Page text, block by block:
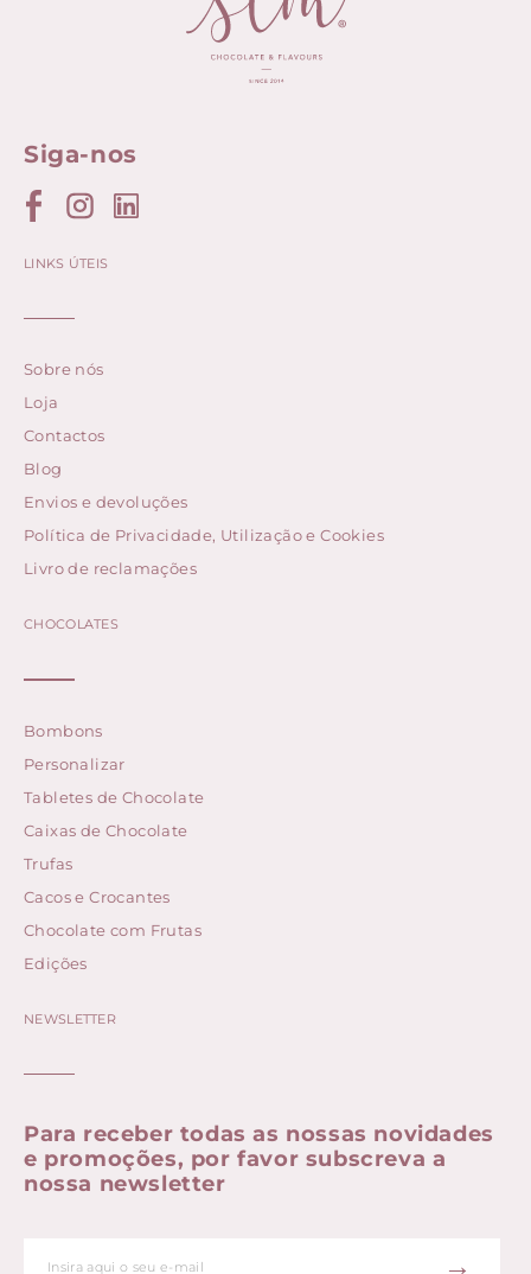
Siga-nos
LINKS ÚTEIS
Sobre nós
Loja
Contactos
Blog
Envios e devoluções
Política de Privacidade, Utilização e Cookies
Livro de reclamações
CHOCOLATES
Bombons
Personalizar
Tabletes de Chocolate
Caixas de Chocolate
Trufas
Cacos e Crocantes
Chocolate com Frutas
Edições
NEWSLETTER
Para receber todas as nossas novidades
e promoções, por favor subscreva a
nossa newsletter